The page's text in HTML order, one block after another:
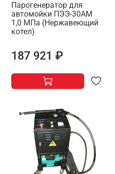
Парогенератор для
автомойки ПЭЭ-30АМ
1,0 МПа (Нержавеющий
котел)
187 921 ₽